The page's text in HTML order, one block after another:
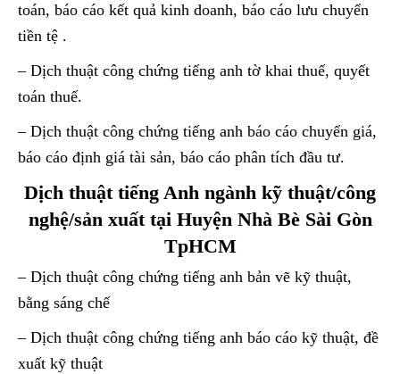
toán, báo cáo kết quả kinh doanh, báo cáo lưu chuyển
tiền tệ .
– Dịch thuật công chứng tiếng anh tờ khai thuế, quyết
toán thuế.
– Dịch thuật công chứng tiếng anh báo cáo chuyển giá,
báo cáo định giá tài sản, báo cáo phân tích đầu tư.
Dịch thuật tiếng Anh ngành kỹ thuật/công
nghệ/sản xuất tại Huyện Nhà Bè Sài Gòn
TpHCM
– Dịch thuật công chứng tiếng anh bản vẽ kỹ thuật,
bằng sáng chế
– Dịch thuật công chứng tiếng anh báo cáo kỹ thuật, đề
xuất kỹ thuật